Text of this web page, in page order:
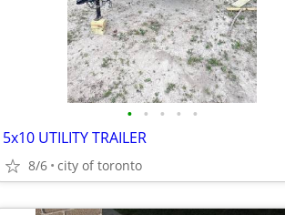
• • • • •
5x10 UTILITY TRAILER
8/6 city of toronto